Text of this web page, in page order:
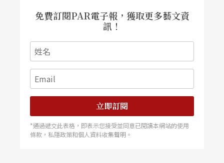
免費訂閱PAR電子報，獲取更多藝文資
訊！
立即訂閱
*通過遞交此表格，即表示您接受並同意已閱讀本網站的使用
條款，私隱政策和個人資料收集聲明。